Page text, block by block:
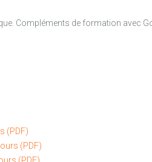
Compléments de formation avec
(PDF)
(PDF)